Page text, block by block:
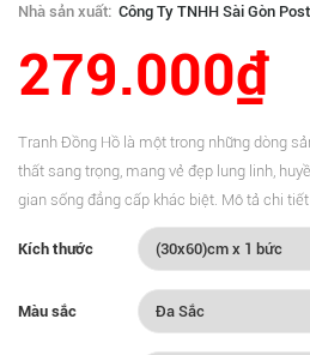
Nhà sản xuất: Công Ty TNHH Sài Gòn
279.000₫
Tranh Đồng Hồ là một trong những dòng
thất sang trọng, mang vẻ đẹp lung linh,
gian sống đẳng cấp khác biệt. Mô tả chi tiết
Kích thước
Màu sắc